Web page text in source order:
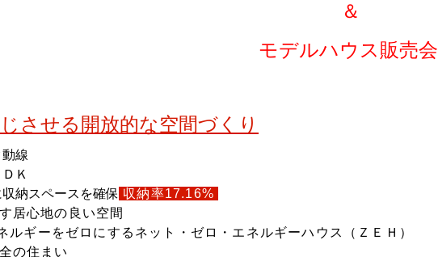
＆
モデルハウス販売会
させる開放的な空間づくり
線
Ｋ
納スペースを確保 収納率17.16%
居心地の良い空間
ギーをゼロにするネット・ゼロ・エネルギーハウス（ＺＥＨ）
の住まい